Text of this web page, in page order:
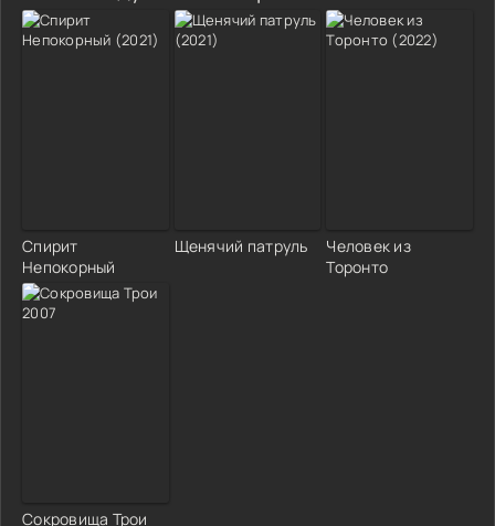
Спирит
Непокорный
Щенячий патруль
Человек из
Торонто
Сокровища Трои